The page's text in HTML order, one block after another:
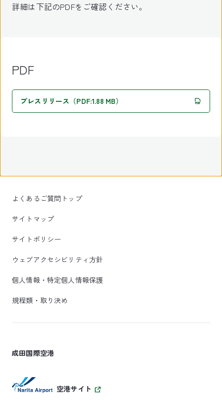
詳細は下記のPDFをご確認ください。
PDF
プレスリリース（PDF:1.88 MB）
よくあるご質問トップ
サイトマップ
サイトポリシー
ウェブアクセシビリティ方針
個人情報・特定個人情報保護
規程類・取り決め
成田国際空港
空港サイト